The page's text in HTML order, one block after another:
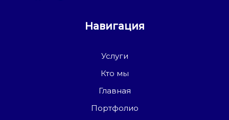
Навигация
Услуги
Кто мы
Главная
Портфолио